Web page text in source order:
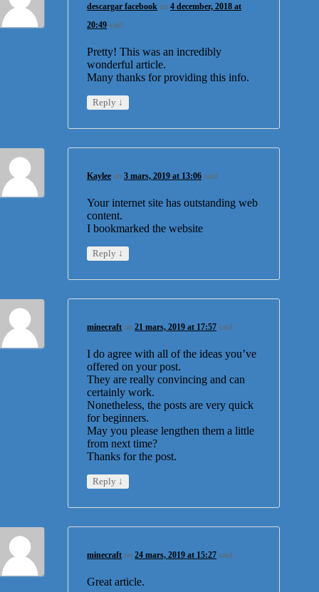
descargar facebook on4 december, 2018 at
20:49 said:
Pretty! This was an incredibly
wonderful article.
Many thanks for providing this info.
Reply ↓
Kaylee on3 mars, 2019 at 13:06 said:
Your internet site has outstanding web
content.
I bookmarked the website
Reply ↓
minecraft on21 mars, 2019 at 17:57 said:
I do agree with all of the ideas you’ve
offered on your post.
They are really convincing and can
certainly work.
Nonetheless, the posts are very quick
for beginners.
May you please lengthen them a little
from next time?
Thanks for the post.
Reply ↓
minecraft on24 mars, 2019 at 15:27 said:
Great article.